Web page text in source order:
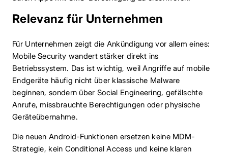
Relevanz für Unternehmen
Für Unternehmen zeigt die Ankündigung vor allem eines:
Mobile Security wandert stärker direkt ins
Betriebssystem. Das ist wichtig, weil Angriffe auf mobile
Endgeräte häufig nicht über klassische Malware
beginnen, sondern über Social Engineering, gefälschte
Anrufe, missbrauchte Berechtigungen oder physische
Geräteübernahme.
Die neuen Android-Funktionen ersetzen keine MDM-
Strategie, kein Conditional Access und keine klaren